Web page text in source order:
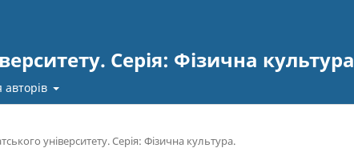
Серія: Фізична культура
авторів
університету. Серія: Фізична культура.